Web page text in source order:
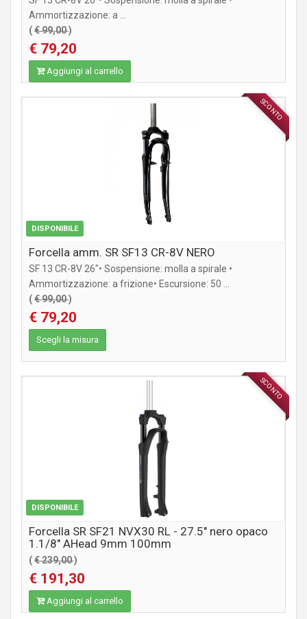
Ammortizzazione: a ...
(€ 99,00)
€ 79,20
Aggiungi al carrello
SCONTO
DISPONIBILE
COMPONENTI MTB / CITY
Forcella amm. SR SF13 CR-8V NERO
SF 13 CR-8V 26"• Sospensione: molla a spirale •
Ammortizzazione: a frizione• Escursione: 50 ...
(€ 99,00)
€ 79,20
Scegli la misura
SCONTO
DISPONIBILE
COMPONENTI MTB / CITY
Forcella SR SF21 NVX30 RL - 27.5" nero opaco
1.1/8" AHead 9mm 100mm
(€ 239,00)
€ 191,30
Aggiungi al carrello